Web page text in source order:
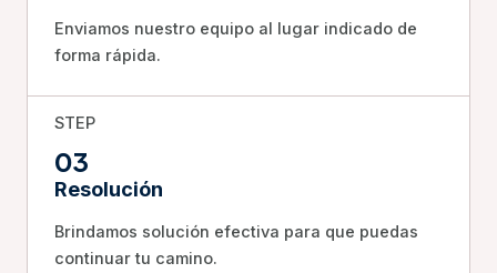
Enviamos nuestro equipo al lugar indicado de
forma rápida.
STEP
03
Resolución
Brindamos solución efectiva para que puedas
continuar tu camino.